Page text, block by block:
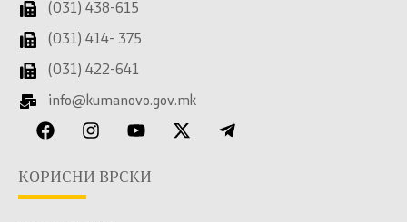
(031) 438-615
(031) 414- 375
(031) 422-641
info@kumanovo.gov.mk
КОРИСНИ ВРСКИ